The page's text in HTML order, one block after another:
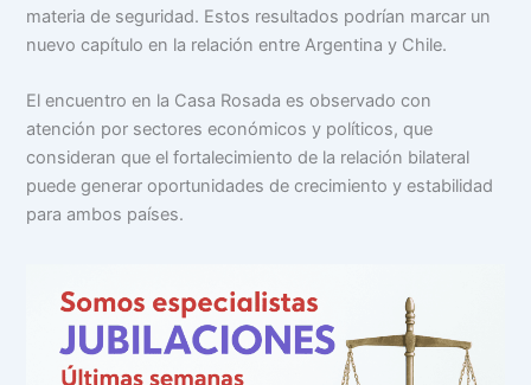
materia de seguridad. Estos resultados podrían marcar un
nuevo capítulo en la relación entre Argentina y Chile.
El encuentro en la Casa Rosada es observado con
atención por sectores económicos y políticos, que
consideran que el fortalecimiento de la relación bilateral
puede generar oportunidades de crecimiento y estabilidad
para ambos países.